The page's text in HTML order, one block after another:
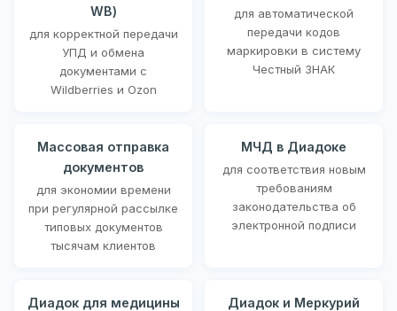
WB)
для корректной передачи
УПД и обмена
документами с
Wildberries и Ozon
для автоматической
передачи кодов
маркировки в систему
Честный ЗНАК
Массовая отправка
документов
для экономии времени
при регулярной рассылке
типовых документов
тысячам клиентов
МЧД в Диадоке
для соответствия новым
требованиям
законодательства об
электронной подписи
Диадок для медицины
Диадок и Меркурий